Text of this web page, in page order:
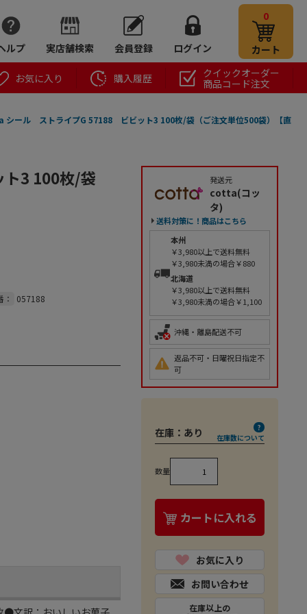
ルプ 実店舗検索 会員登録 ログイン
0
カート
お気に入り 購入履歴
クイックオーダー
商品コード注文
シール ストライプG 57188 ビビット3 100枚/袋（ご注文単位500袋）【直
3 100枚/袋
057188
発送元
cotta(コッ
タ)
送料対策に！商品はこちら
本州
￥3,980以上で送料無料
￥3,980未満の場合￥880
北海道
￥3,980以上で送料無料
￥3,980未満の場合￥1,100
沖縄・離島配送不可
返品不可・日曜祝日指定不
可
在庫： あり 在庫数について
数量
カートに入れる
お気に入り
お問い合わせ
在庫以上の